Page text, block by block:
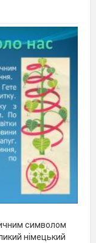
символом
німецький